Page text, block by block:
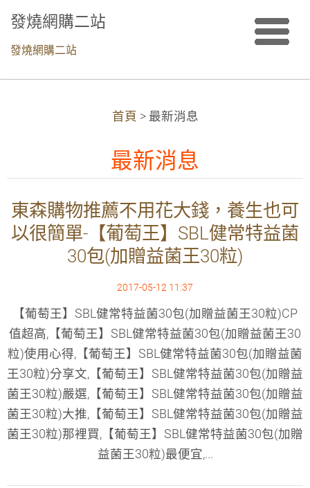
發燒網購二站
發燒網購二站
首頁 > 最新消息
最新消息
東森購物推薦不用花大錢，養生也可
以很簡單-【葡萄王】SBL健常特益菌
30包(加贈益菌王30粒)
2017-05-12 11:37
【葡萄王】SBL健常特益菌30包(加贈益菌王30粒)CP
值超高,【葡萄王】SBL健常特益菌30包(加贈益菌王30
粒)使用心得,【葡萄王】SBL健常特益菌30包(加贈益菌
王30粒)分享文,【葡萄王】SBL健常特益菌30包(加贈益
菌王30粒)嚴選,【葡萄王】SBL健常特益菌30包(加贈益
菌王30粒)大推,【葡萄王】SBL健常特益菌30包(加贈益
菌王30粒)那裡買,【葡萄王】SBL健常特益菌30包(加贈
益菌王30粒)最便宜,...